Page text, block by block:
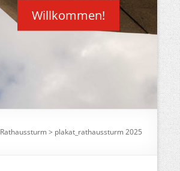
Willkommen!
Rathaussturm > plakat_rathaussturm 2025